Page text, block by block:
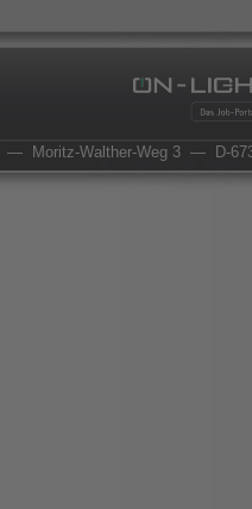
— Moritz-Walther-Weg 3 — D-